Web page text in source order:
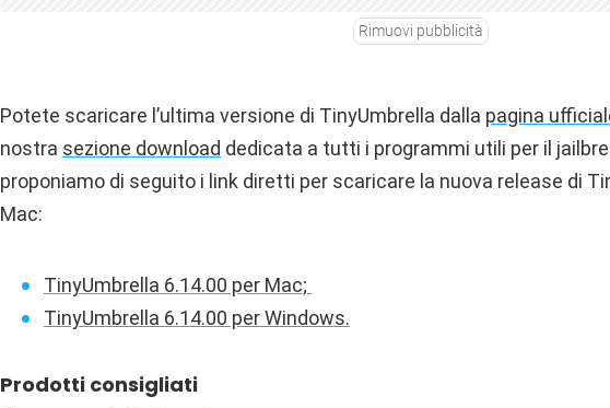
Rimuovi pubblicità
Potete scaricare l’ultima versione di TinyUmbrella dalla pagina
nostra sezione download dedicata a tutti i programmi utili per il
proponiamo di seguito i link diretti per scaricare la nuova release di
Mac:
TinyUmbrella 6.14.00 per Mac;
TinyUmbrella 6.14.00 per Windows.
Prodotti consigliati